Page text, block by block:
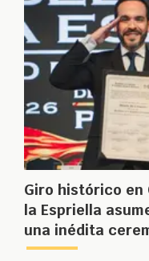
Giro histórico en
la Espriella
una inédita